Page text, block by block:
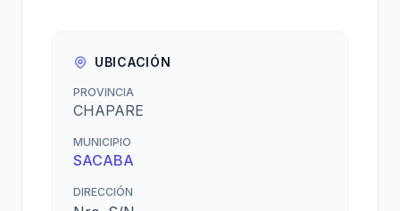
UBICACIÓN
PROVINCIA
CHAPARE
MUNICIPIO
SACABA
DIRECCIÓN